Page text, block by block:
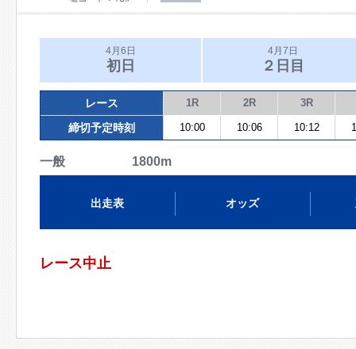
4月6日
初日
4月7日
２日目
レース 1R 2R 3R
締切予定時刻 10:00 10:06 10:12
一般 1800m
出走表 オッズ
レース中止